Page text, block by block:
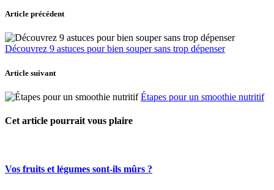
Article précédent
Découvrez 9 astuces pour bien souper sans trop dépenser
Article suivant
Étapes pour un smoothie nutritif
Cet article pourrait vous plaire
Vos fruits et légumes sont-ils mûrs ?